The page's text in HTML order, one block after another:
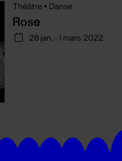
Théâtre • Danse
Rose
28 jan. - 1 mars 2022